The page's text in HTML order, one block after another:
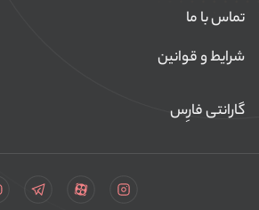
تماس با ما
شرایط و قوانین
گارانتی فارِس